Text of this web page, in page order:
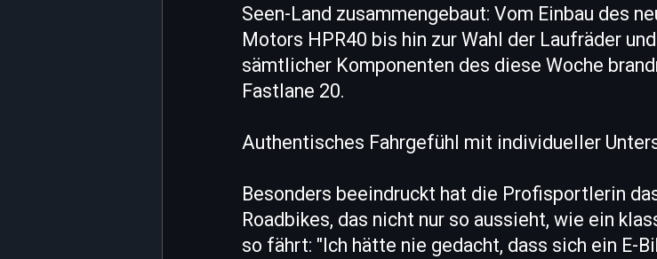
Seen-Land zusammengebaut: Vom Einbau des
Motors HPR40 bis hin zur Wahl der Laufräder
sämtlicher Komponenten des diese Woche
Fastlane 20.
Authentisches Fahrgefühl mit individueller
Besonders beeindruckt hat die Profisportlerin
Roadbikes, das nicht nur so aussieht, wie ein
so fährt: "Ich hätte nie gedacht, dass sich ein E-